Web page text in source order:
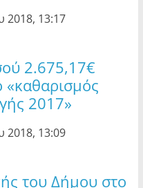
2018, 13:17
2.675,17€
«καθαρισμός
2017»
2018, 13:09
του Δήμου στο